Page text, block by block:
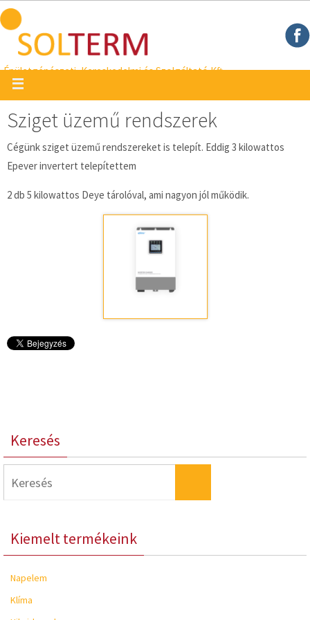
Megszakítás
Épületgépészeti, Kereskedelmi és Szolgáltató Kft.
Sziget üzemű rendszerek
Cégünk sziget üzemű rendszereket is telepít. Eddig 3 kilowattos
Epever invertert telepítettem
2 db 5 kilowattos Deye tárolóval, ami nagyon jól működik.
Keresés
Kiemelt termékeink
Napelem
Klíma